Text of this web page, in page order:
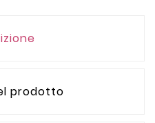
prodotto